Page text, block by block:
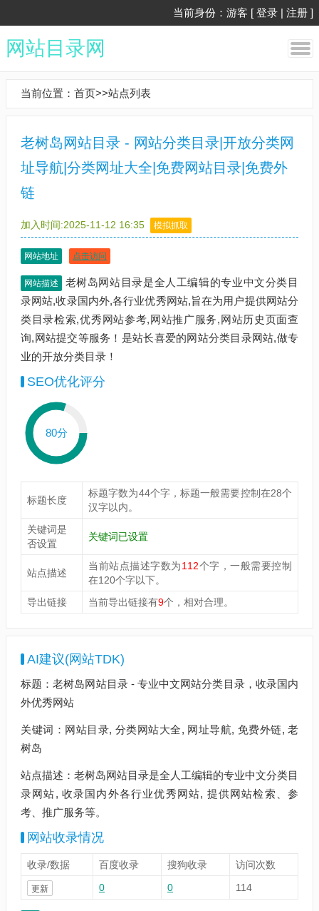
当前身份：游客 [ 登录 | 注册 ]
网站目录网
当前位置： 首页>>站点列表
老树岛网站目录 - 网站分类目录|开放分类网
址导航|分类网址大全|免费网站目录|免费外
链
加入时间:2025-11-12 16:35 模拟抓取
网站地址 点击访问
网站描述
老树岛网站目录是全人工编辑的专业中文分类目
录网站,收录国内外,各行业优秀网站,旨在为用户提供网站分
类目录检索,优秀网站参考,网站推广服务,网站历史页面查
询,网站提交等服务！是站长喜爱的网站分类目录网站,做专
业的开放分类目录！
SEO优化评分
80分
标题长度
标题字数为44个字，标题一般需要控制在28个
汉字以内。
关键词是
否设置
关键词已设置
站点描述
当前站点描述字数为112个字，一般需要控制
在120个字以下。
导出链接
当前导出链接有9个，相对合理。
AI建议(网站TDK)
标题：老树岛网站目录 - 专业中文网站分类目录，收录国内
外优秀网站
关键词：网站目录, 分类网站大全, 网址导航, 免费外链, 老
树岛
站点描述：老树岛网站目录是全人工编辑的专业中文分类目
录网站, 收录国内外各行业优秀网站, 提供网站检索、参
考、推广服务等。
网站收录情况
收录/数据 百度收录 搜狗收录 访问次数
更新 0 0 114